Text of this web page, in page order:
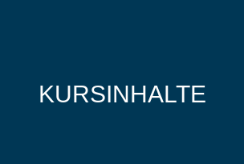
KURSINHALTE